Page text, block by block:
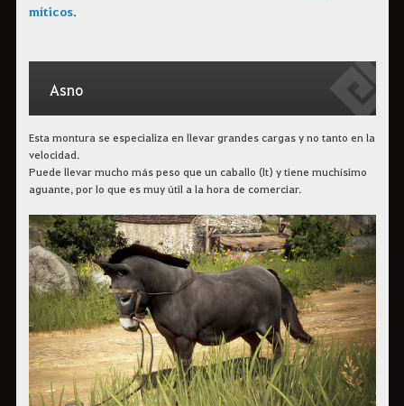
míticos.
Asno
Esta montura se especializa en llevar grandes cargas y no tanto en la
velocidad.
Puede llevar mucho más peso que un caballo (lt) y tiene muchísimo
aguante, por lo que es muy útil a la hora de comerciar.